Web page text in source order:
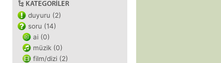
KATEGORILER
duyuru (2)
soru (14)
ai (0)
müzik (0)
film/dizi (2)